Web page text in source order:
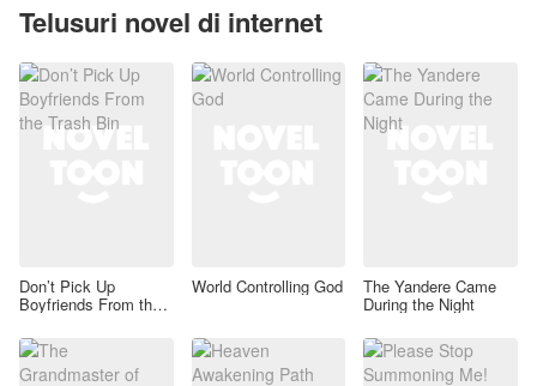
Telusuri novel di internet
Don’t Pick Up
Boyfriends From the
World Controlling God The Yandere Came
During the Night